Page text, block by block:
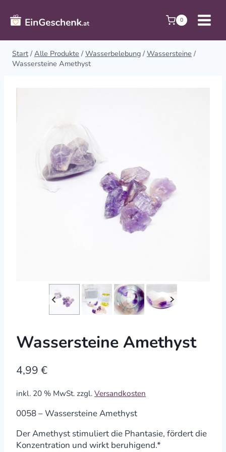
Inhalt
springen
0
Start / Alle Produkte / Wasserbelebung / Wassersteine /
Wassersteine Amethyst
Wassersteine Amethyst
4,99 €
inkl. 20 % MwSt. zzgl. Versandkosten
0058 – Wassersteine Amethyst
Der Amethyst stimuliert die Phantasie, fördert die
Konzentration und wirkt beruhigend.*